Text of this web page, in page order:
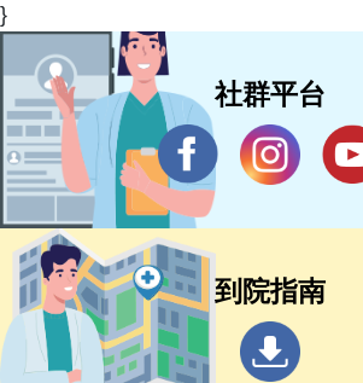
}
社群平台
到院指南